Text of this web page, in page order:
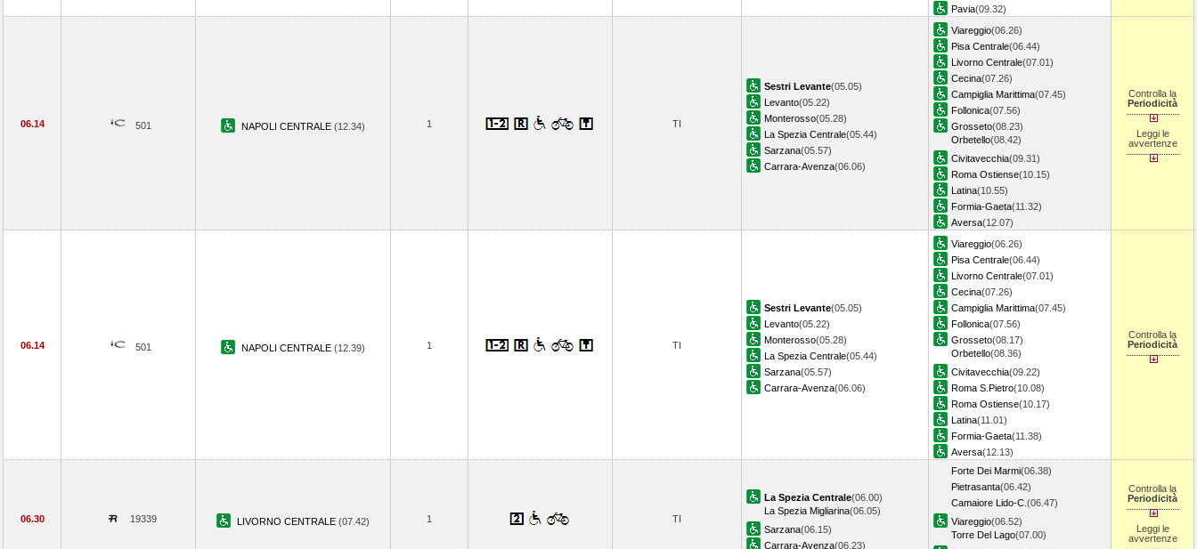
Pavia(09.32)
06.14 501 NAPOLI CENTRALE (12.34) 1 TI
Sestri Levante(05.05)
Levanto(05.22)
Monterosso(05.28)
La Spezia Centrale(05.44)
Sarzana(05.57)
Carrara-Avenza(06.06)
Viareggio(06.26)
Pisa Centrale(06.44)
Livorno Centrale(07.01)
Cecina(07.26)
Campiglia Marittima(07.45)
Follonica(07.56)
Grosseto(08.23)
Orbetello(08.42)
Civitavecchia(09.31)
Roma Ostiense(10.15)
Latina(10.55)
Formia-Gaeta(11.32)
Aversa(12.07)
Controlla la
Periodicità
Leggi le
avvertenze
06.14 501 NAPOLI CENTRALE (12.39) 1 TI
Sestri Levante(05.05)
Levanto(05.22)
Monterosso(05.28)
La Spezia Centrale(05.44)
Sarzana(05.57)
Carrara-Avenza(06.06)
Viareggio(06.26)
Pisa Centrale(06.44)
Livorno Centrale(07.01)
Cecina(07.26)
Campiglia Marittima(07.45)
Follonica(07.56)
Grosseto(08.17)
Orbetello(08.36)
Civitavecchia(09.22)
Roma S.Pietro(10.08)
Roma Ostiense(10.17)
Latina(11.01)
Formia-Gaeta(11.38)
Aversa(12.13)
Controlla la
Periodicità
06.30 19339 LIVORNO CENTRALE (07.42) 1 TI
La Spezia Centrale(06.00)
La Spezia Migliarina(06.05)
Sarzana(06.15)
Carrara-Avenza(06.23)
Forte Dei Marmi(06.38)
Pietrasanta(06.42)
Camaiore Lido-C. (06.47)
Viareggio(06.52)
Torre Del Lago(07.00)
Controlla la
Periodicità
Leggi le
avvertenze